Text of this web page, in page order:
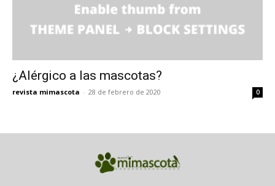
¿Alérgico a las mascotas?
revista mimascota - 28 de febrero de 2020 0